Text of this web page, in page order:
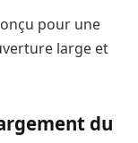
pour une
large et
du